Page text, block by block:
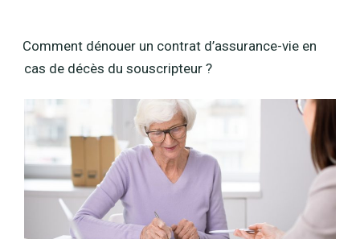
Comment dénouer un contrat d’assurance-vie en
cas de décès du souscripteur ?